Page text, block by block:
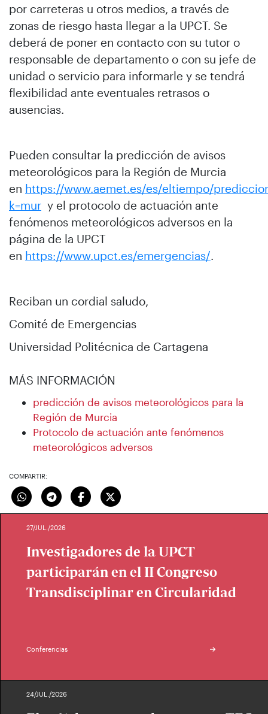
por carreteras u otros medios, a través de
zonas de riesgo hasta llegar a la UPCT. Se
deberá de poner en contacto con su tutor o
responsable de departamento o con su jefe de
unidad o servicio para informarle y se tendrá
flexibilidad ante eventuales retrasos o
ausencias.
Pueden consultar la predicción de avisos
meteorológicos para la Región de Murcia
en https://www.aemet.es/es/eltiempo/
k=mur y el protocolo de actuación ante
fenómenos meteorológicos adversos en la
página de la UPCT
en https://www.upct.es/emergencias/.
Reciban un cordial saludo,
Comité de Emergencias
Universidad Politécnica de Cartagena
MÁS INFORMACIÓN
predicción de avisos meteorológicos para la
Región de Murcia
Protocolo de actuación ante fenómenos
meteorológicos adversos
COMPARTIR:
27/JUL./2026
Investigadores de la UPCT
participarán en el II Congreso
Transdisciplinar en Circularidad
Conferencias
24/JUL./2026